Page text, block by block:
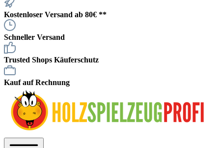
Kostenloser Versand ab 80€ **
Schneller Versand
Trusted Shops Käuferschutz
Kauf auf Rechnung